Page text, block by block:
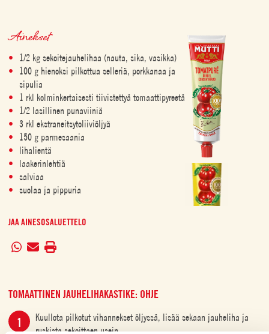
Ainekset
1/2 kg sekoitejauhelihaa (nauta, sika, vasikka)
100 g hienoksi pilkottua selleriä, porkkanaa ja
sipulia
1 rkl kolminkertaisesti tiivistettyä tomaattipyreetä
1/2 lasillinen punaviiniä
3 rkl ekstraneitsytoliiviöljyä
150 g parmesaania
lihalientä
laakerinlehtiä
salviaa
suolaa ja pippuria
JAA AINESOSALUETTELO
TOMAATTINEN JAUHELIHAKASTIKE: OHJE
Kuullota pilkotut vihannekset öljyssä, lisää sekaan jauheliha ja
ruskista sekoittaen usein